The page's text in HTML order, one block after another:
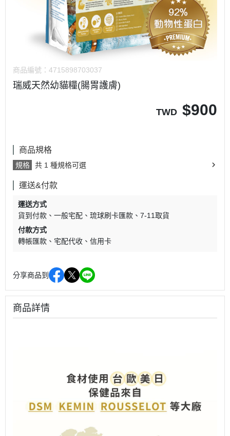
商品編號： 4715898703037
瑞威天然幼貓糧(腸胃護膚)
TWD $900
商品規格
規格 共 1 種規格可選
運送&付款
運送方式
貨到付款
一般宅配 琉球刷卡匯款
7-11取貨
付款方式
轉帳匯款
宅配代收 信用卡
分享商品到
商品詳情